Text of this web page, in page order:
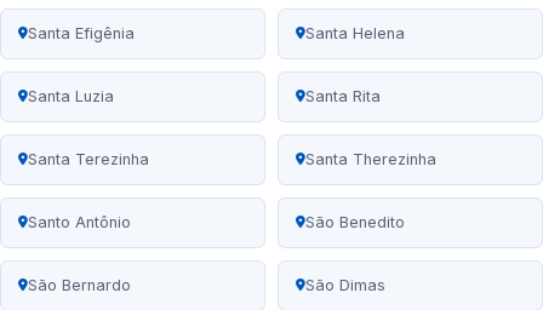
Santa Efigênia Santa Helena
Santa Luzia Santa Rita
Santa Terezinha Santa Therezinha
Santo Antônio São Benedito
São Bernardo São Dimas